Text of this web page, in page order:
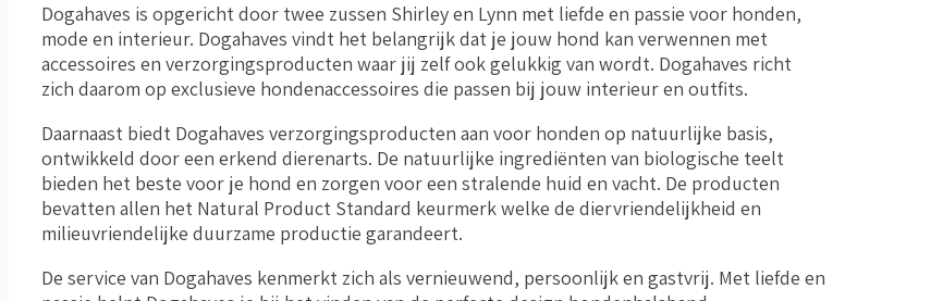
Dogahaves is opgericht door twee zussen Shirley en Lynn met liefde en passie voor honden,
mode en interieur. Dogahaves vindt het belangrijk dat je jouw hond kan verwennen met
accessoires en verzorgingsproducten waar jij zelf ook gelukkig van wordt. Dogahaves richt
zich daarom op exclusieve hondenaccessoires die passen bij jouw interieur en outfits.
Daarnaast biedt Dogahaves verzorgingsproducten aan voor honden op natuurlijke basis,
ontwikkeld door een erkend dierenarts. De natuurlijke ingrediënten van biologische teelt
bieden het beste voor je hond en zorgen voor een stralende huid en vacht. De producten
bevatten allen het Natural Product Standard keurmerk welke de diervriendelijkheid en
milieuvriendelijke duurzame productie garandeert.
De service van Dogahaves kenmerkt zich als vernieuwend, persoonlijk en gastvrij. Met liefde en